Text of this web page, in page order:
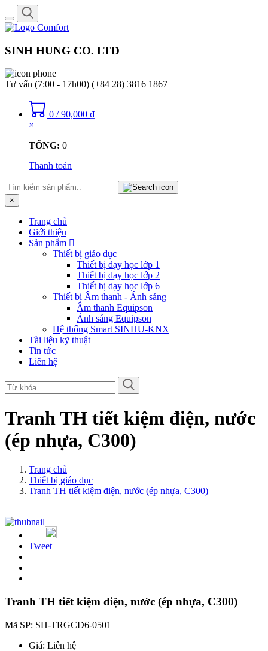
Toggle
navigation
SINH HUNG CO. LTD
Tư vấn (7:00 - 17h00) (+84 28) 3816 1867
0 / 90,000 ₫
×
TỔNG: 0
Thanh toán
×
Trang chủ
Giới thiệu
Sản phẩm
Thiết bị giáo dục
Thiết bị dạy học lớp 1
Thiết bị dạy học lớp 2
Thiết bị dạy học lớp 6
Thiết bị Âm thanh - Ánh sáng
Âm thanh Equipson
Ánh sáng Equipson
Hệ thống Smart SINHU-KNX
Tài liệu kỹ thuật
Tin tức
Liên hệ
Tranh TH tiết kiệm điện, nước
(ép nhựa, C300)
Trang chủ
Thiết bị giáo dục
Tranh TH tiết kiệm điện, nước (ép nhựa, C300)
Tweet
Tranh TH tiết kiệm điện, nước (ép nhựa, C300)
Mã SP: SH-TRGCD6-0501
Giá: Liên hệ